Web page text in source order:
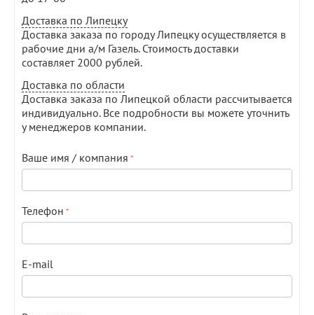
Доставка по Липецку
Доставка заказа по городу Липецку осуществляется в
рабочие дни а/м Газель. Стоимость доставки
составляет 2000 рублей.
Доставка по области
Доставка заказа по Липецкой области рассчитывается
индивидуально. Все подробности вы можете уточнить
у менеджеров компании.
Ваше имя / компания
Телефон
E-mail